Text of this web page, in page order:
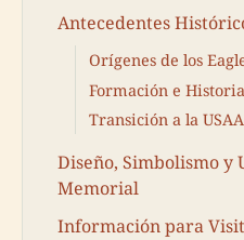
Antecedentes
Orígenes de los
Formación e
Transición a la
Diseño, Simbolismo y
Memorial
Información para